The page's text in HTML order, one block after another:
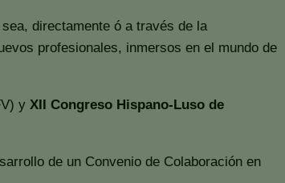
directamente ó a través de la
profesionales, inmersos en el mundo de
y XII Congreso Hispano-Luso de
de un Convenio de Colaboración en